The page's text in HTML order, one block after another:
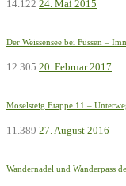
14.122 24. Mai 2015
Der Weissensee bei Füssen –
12.305 20. Februar 2017
Moselsteig Etappe 11 –
11.389 27. August 2016
Wandernadel und Wanderpass